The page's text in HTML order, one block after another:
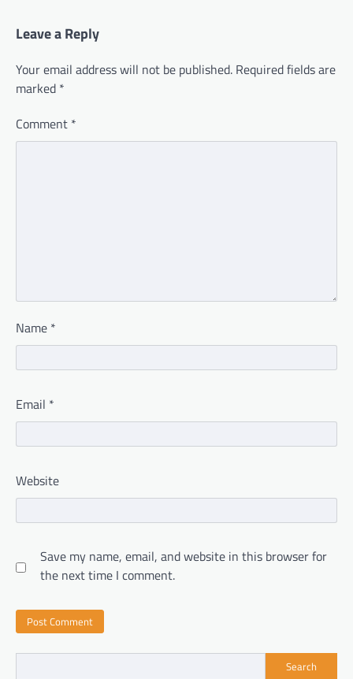
Leave a Reply
Your email address will not be published. Required fields are
marked *
Comment *
Name *
Email *
Website
Save my name, email, and website in this browser for
the next time I comment.
Search